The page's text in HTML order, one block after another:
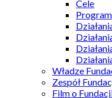
Cele
Władze
Zespół
Film o